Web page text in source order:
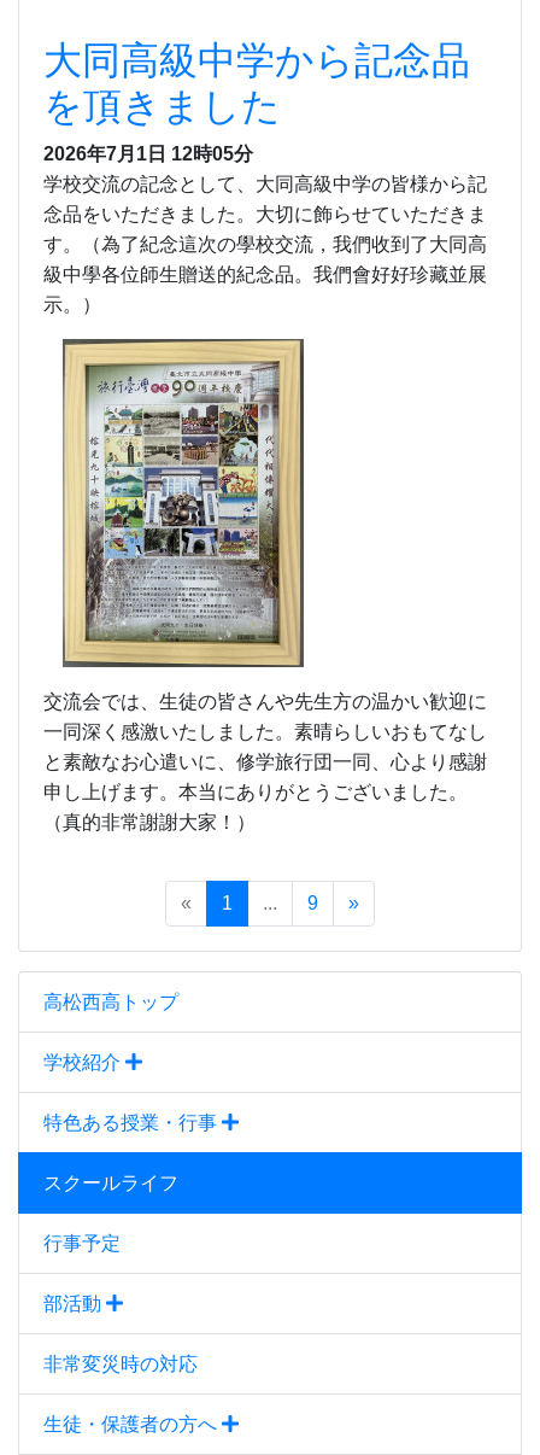
高松西高トップ
学校紹介
特色ある授業・行事
スクールライフ
行事予定
部活動
非常変災時の対応
生徒・保護者の方へ
大同高級中学から記念品
を頂きました
2026年7月1日 12時05分
学校交流の記念として、大同高級中学の皆様から記
念品をいただきました。大切に飾らせていただきま
す。（為了紀念這次の學校交流，我們收到了大同高
級中學各位師生贈送的紀念品。我們會好好珍藏並展
示。）
交流会では、生徒の皆さんや先生方の温かい歓迎に
一同深く感激いたしました。素晴らしいおもてなし
と素敵なお心遣いに、修学旅行団一同、心より感謝
申し上げます。本当にありがとうございました。
（真的非常謝謝大家！）
« 1 ... 9 »